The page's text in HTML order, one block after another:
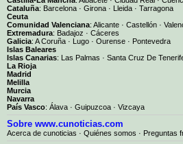
Cataluña: Barcelona · Girona · Lleida · Tarragona
Ceuta
Comunidad Valenciana: Alicante · Castellón ·
Extremadura: Badajoz · Cáceres
Galicia: A Coruña · Lugo · Ourense · Pontevedra
Islas Baleares
Islas Canarias: Las Palmas · Santa Cruz De
La Rioja
Madrid
Melilla
Murcia
Navarra
País Vasco: Álava · Guipuzcoa · Vizcaya
Sobre www.cunoticias.com
Acerca de cunoticias · Quiénes somos · Preguntas